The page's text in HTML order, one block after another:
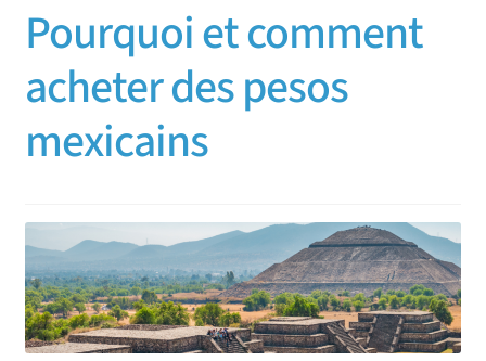
Pourquoi et comment
acheter des pesos
mexicains